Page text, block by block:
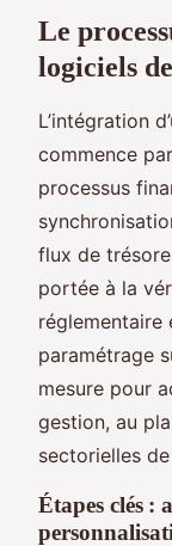
Le
logiciels
L’intégration
commence
processus
flux de
portée à la
réglementaire
paramétrage
mesure pour
gestion, au
sectorielles de
Étapes clés :